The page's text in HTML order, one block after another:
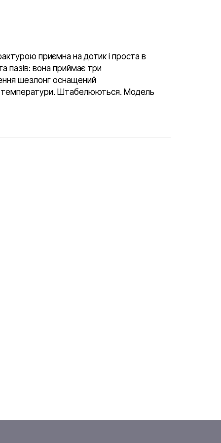
приємна на дотик і проста в
пазів: вона приймає три
шезлонг оснащений
температури. Штабелюються. Модель